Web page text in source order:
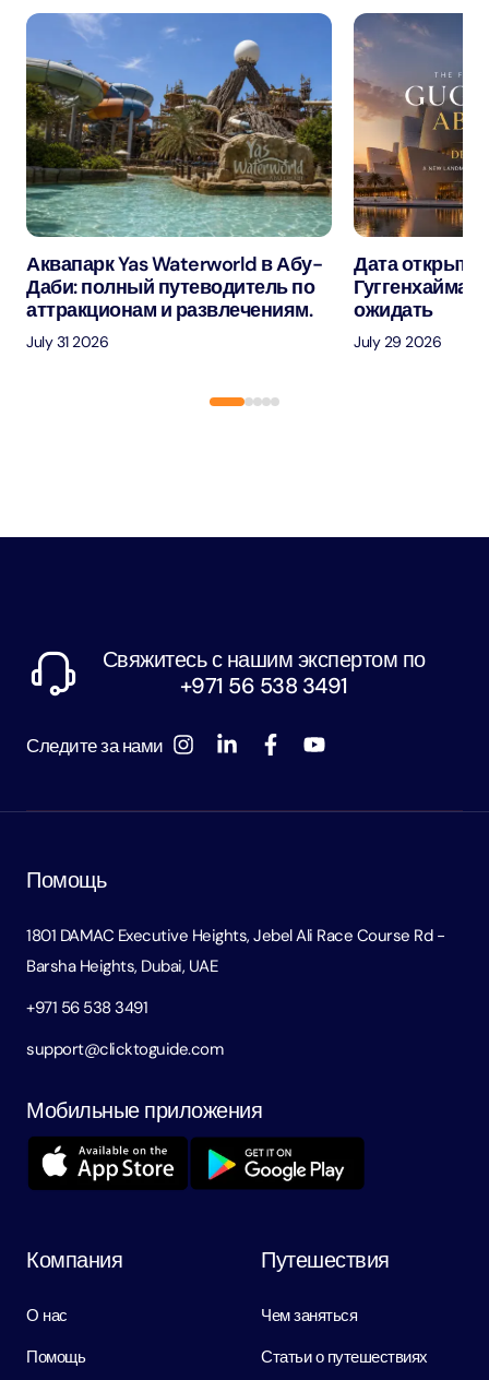
Аквапарк Yas Waterworld в Абу-
Даби: полный путеводитель по
аттракционам и развлечениям.
July 31 2026
Дата
Гуггенхайма
ожидать
July 29 2026
Свяжитесь с нашим экспертом по
+971 56 538 3491
Следите за нами
Помощь
1801 DAMAC Executive Heights, Jebel Ali Race Course Rd -
Barsha Heights, Dubai, UAE
+971 56 538 3491
support@clicktoguide.com
Мобильные приложения
Компания
О нас
Помощь
Путешествия
Чем заняться
Статьи о путешествиях